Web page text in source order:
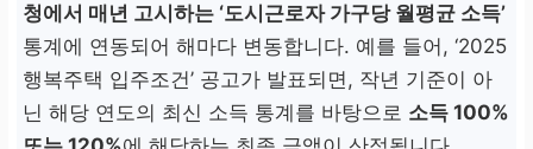
청에서 매년 고시하는 ‘도시근로자 가구당 월평균 소득’
통계에 연동되어 해마다 변동합니다. 예를 들어, ‘2025
행복주택 입주조건’ 공고가 발표되면, 작년 기준이 아
닌 해당 연도의 최신 소득 통계를 바탕으로 소득 100%